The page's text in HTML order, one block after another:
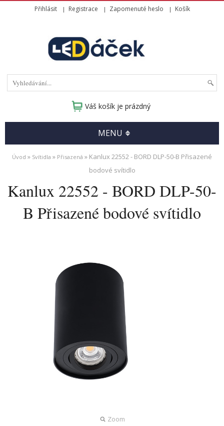
Přihlásit Registrace Zapomenuté heslo Košík
Váš košík je prázdný
MENU
Úvod » Svítidla » Přisazená » Kanlux 22552 - BORD DLP-50-B Přisazené
bodové svítidlo
Kanlux 22552 - BORD DLP-50-
B Přisazené bodové svítidlo
Zoom